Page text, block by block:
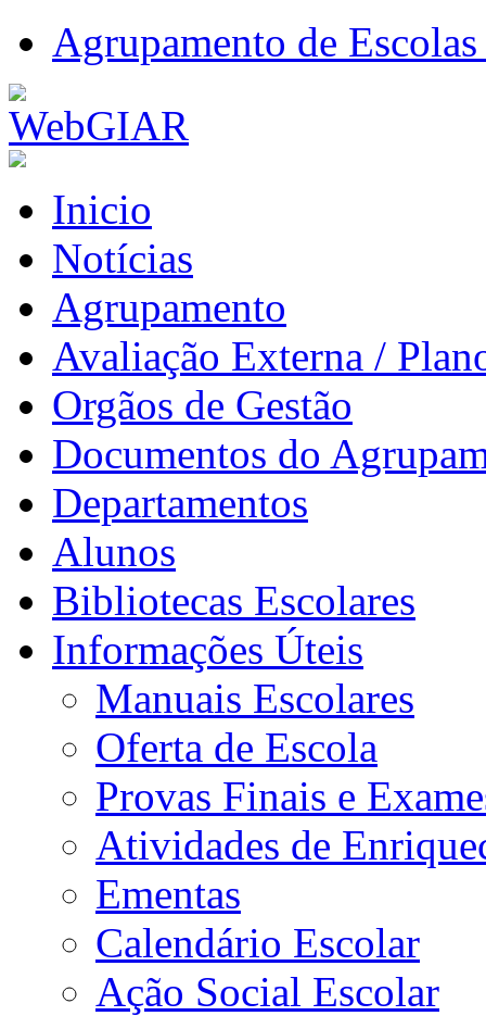
Agrupamento de
Inicio
Notícias
Agrupamento
Avaliação Externa /
Orgãos de Gestão
Documentos do
Departamentos
Alunos
Bibliotecas Escolares
Informações Úteis
Manuais Escolares
Oferta de Escola
Provas Finais e
Atividades de
Ementas
Calendário Escolar
Ação Social Escolar